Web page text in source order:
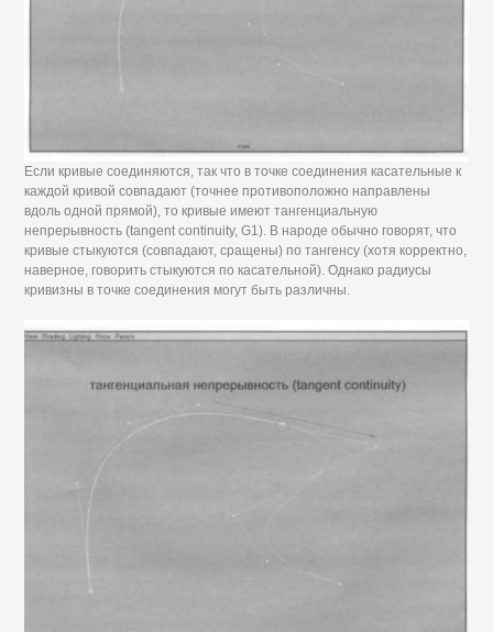
Если кривые соединяются, так что в точке соединения касательные к
каждой кривой совпадают (точнее противоположно направлены
вдоль одной прямой), то кривые имеют тангенциальную
непрерывность (tangent continuity, G1). В народе обычно говорят, что
кривые стыкуются (совпадают, сращены) по тангенсу (хотя корректно,
наверное, говорить стыкуются по касательной). Однако радиусы
кривизны в точке соединения могут быть различны.